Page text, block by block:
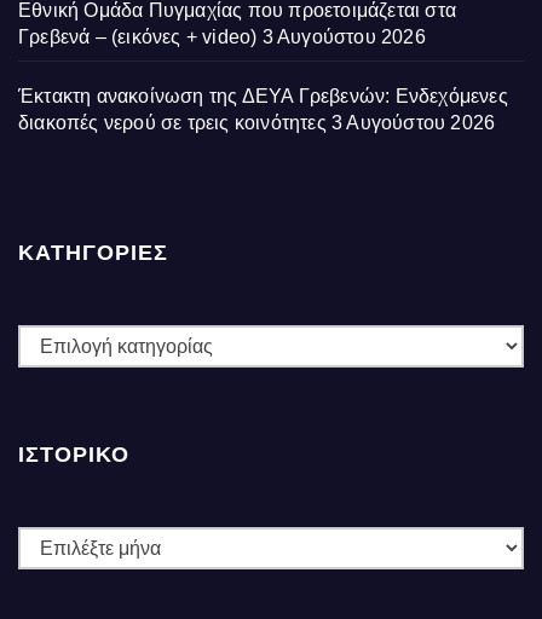
Εθνική Ομάδα Πυγμαχίας που προετοιμάζεται στα
Γρεβενά – (εικόνες + video) 3 Αυγούστου 2026
Έκτακτη ανακοίνωση της ΔΕΥΑ Γρεβενών: Ενδεχόμενες
διακοπές νερού σε τρεις κοινότητες 3 Αυγούστου 2026
ΚΑΤΗΓΟΡΙΕΣ
ΚΑΤΗΓΟΡΙΕΣ
ΙΣΤΟΡΙΚΌ
Ιστορικό